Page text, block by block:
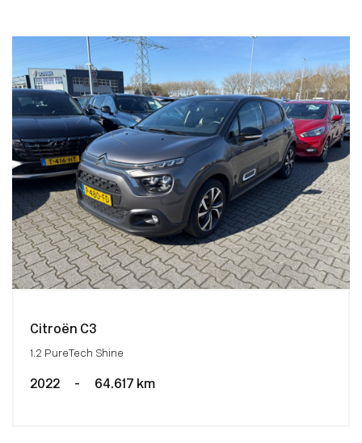
Citroën C3
1.2 PureTech Shine
2022 - 64.617 km